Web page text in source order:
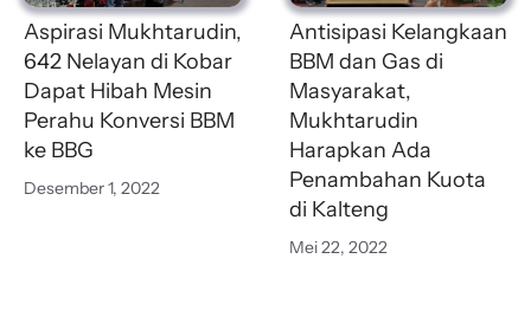
Aspirasi Mukhtarudin,
642 Nelayan di Kobar
Dapat Hibah Mesin
Perahu Konversi BBM
ke BBG
Desember 1, 2022
Antisipasi Kelangkaan
BBM dan Gas di
Masyarakat,
Mukhtarudin
Harapkan Ada
Penambahan Kuota
di Kalteng
Mei 22, 2022